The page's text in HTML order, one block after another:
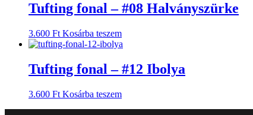
Tufting fonal – #08 Halványszürke
3.600 Ft Kosárba teszem
Tufting fonal – #12 Ibolya
3.600 Ft Kosárba teszem